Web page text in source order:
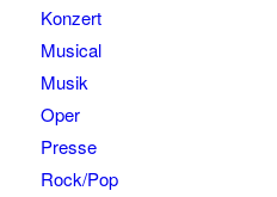
Konzert
Musical
Musik
Oper
Presse
Rock/Pop